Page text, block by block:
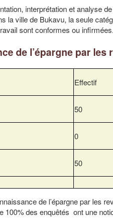
interprétation et analyse
la ville de Bukavu, la seule
sont conformes ou infirmées.
de l’épargne par
Effectif
50
0
50
de l’épargne par les
des enquêtés ont une